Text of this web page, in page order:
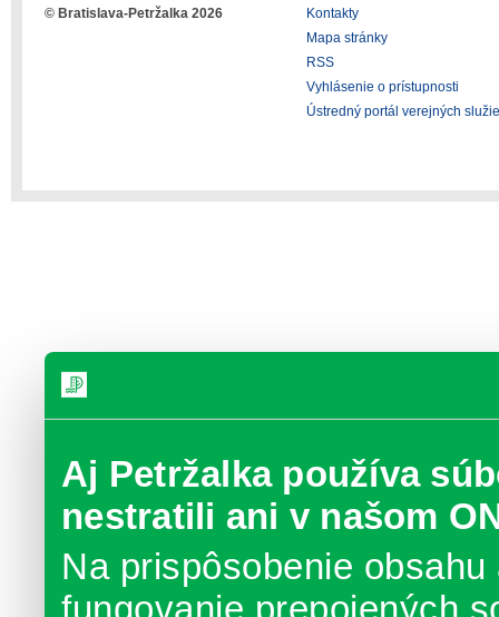
Aj Petržalka používa
nestratili ani v našom
Na prispôsobenie
© Bratislava-Petržalka 2026
Kontakty
Mapa stránky
RSS
Vyhlásenie o prístupnosti
Ústredný portál verejných